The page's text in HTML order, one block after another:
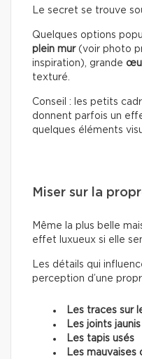
Le secret se trouve
Quelques options
plein mur (voir photo
inspiration), grande
texturé.
Conseil : les petits
donnent parfois un
quelques éléments
Miser sur la
Même la plus belle
effet luxueux si elle
Les détails qui
perception d’une
Les traces sur
Les joints jaunis
Les tapis usés
Les mauvaises